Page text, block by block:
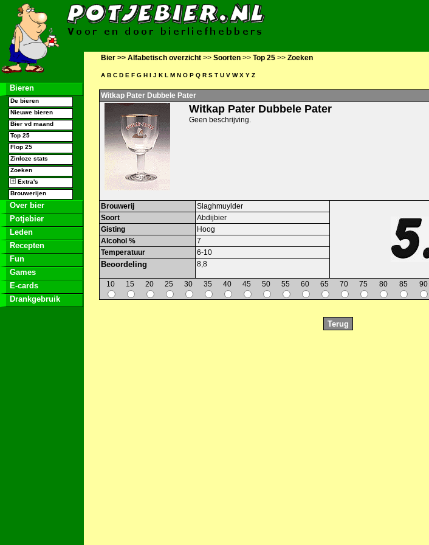
Bieren
De bieren
Nieuwe bieren
Bier vd maand
Top 25
Flop 25
Zinloze stats
Zoeken
Extra's
Brouwerijen
Over bier
Potjebier
Leden
Recepten
Fun
Games
E-cards
Drankgebruik
Bier >> Alfabetisch overzicht >> Soorten >> Top 25 >> Zoeken
A B C D E F G H I J K L M N O P Q R S T U V W X Y Z
Witkap Pater Dubbele Pater
Witkap Pater Dubbele Pater
Geen beschrijving.
Brouwerij
Slaghmuylder
Soort
Abdijbier
Gisting
Hoog
Alcohol %
7
Temperatuur
6-10
Beoordeling 8,8
10 15 20 25 30 35 40 45 50 55 60 65 70 75 80 85 90